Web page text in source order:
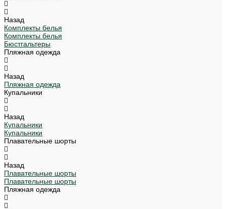
Назад
Комплекты белья
Комплекты белья
Бюстгальтеры
Пляжная одежда
Назад
Пляжная одежда
Купальники
Назад
Купальники
Купальники
Плавательные шорты
Назад
Плавательные шорты
Плавательные шорты
Пляжная одежда